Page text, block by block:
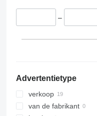
Polen
Duitsland
–
Advertentietype
verkoop
van de fabrikant